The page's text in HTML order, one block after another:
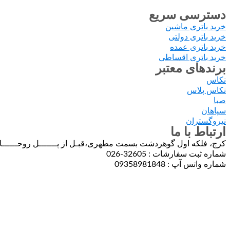
دسترسی سریع
خرید باتری ماشین
خرید باتری دولتی
خرید باتری عمده
خرید باتری اقساطی
برندهای معتبر
نکاس
نکاس پلاس
صبا
سپاهان
نیروگستران
ارتباط با ما
کرج، فلکه اول گوهردشت بسمت مطهری،قبـل از پـــــــل
شماره ثبت سفارشات : 32605-026
شماره واتس آپ : 09358981848